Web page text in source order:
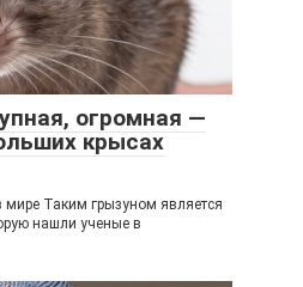
огромная —
крысах
Таким грызуном является
нашли ученые в